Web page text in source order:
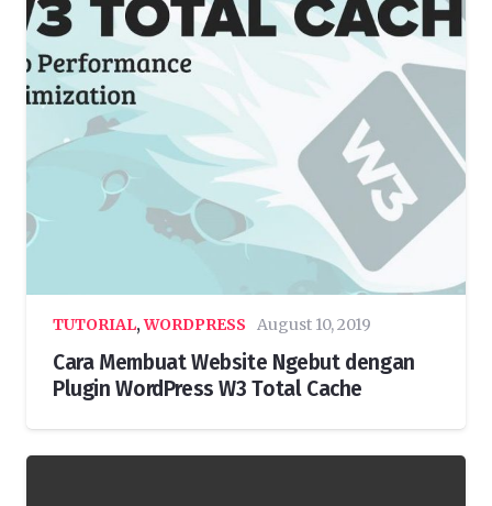
TUTORIAL,WORDPRESS August 10, 2019
Cara Membuat Website Ngebut dengan
Plugin WordPress W3 Total Cache